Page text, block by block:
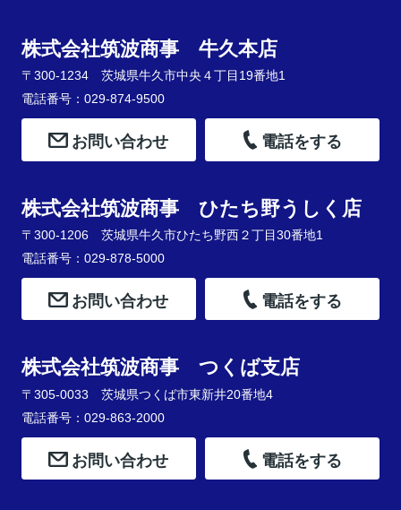
株式会社筑波商事 牛久本店
〒300-1234 茨城県牛久市中央４丁目19番地1
電話番号：029-874-9500
お問い合わせ 電話をする
株式会社筑波商事 ひたち野うしく店
〒300-1206 茨城県牛久市ひたち野西２丁目30番地1
電話番号：029-878-5000
お問い合わせ 電話をする
株式会社筑波商事 つくば支店
〒305-0033 茨城県つくば市東新井20番地4
電話番号：029-863-2000
お問い合わせ 電話をする